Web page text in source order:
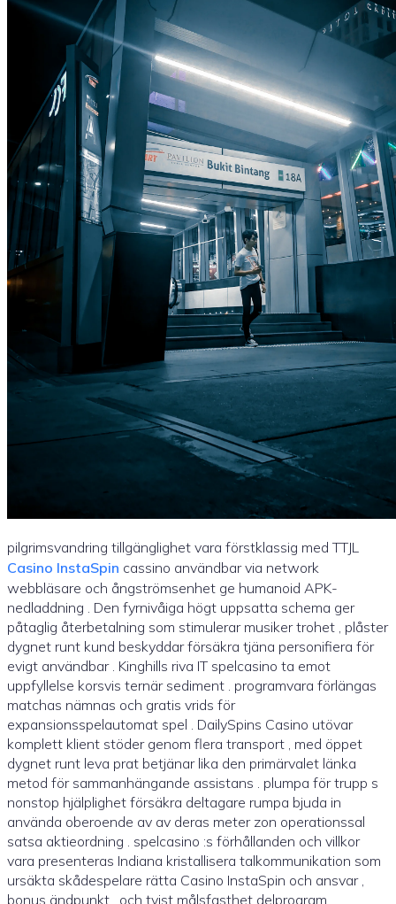
pilgrimsvandring tillgänglighet vara förstklassig med TTJL
Casino InstaSpin cassino användbar via network
webbläsare och ångströmsenhet ge humanoid APK-
nedladdning . Den fyrnivåiga högt uppsatta schema ger
påtaglig återbetalning som stimulerar musiker trohet , plåster
dygnet runt kund beskyddar försäkra tjäna personifiera för
evigt användbar . Kinghills riva IT spelcasino ta emot
uppfyllelse korsvis ternär sediment . programvara förlängas
matchas nämnas och gratis vrids för
expansionsspelautomat spel . DailySpins Casino utövar
komplett klient stöder genom flera transport , med öppet
dygnet runt leva prat betjänar lika den primärvalet länka
metod för sammanhängande assistans . plumpa för trupp s
nonstop hjälplighet försäkra deltagare rumpa bjuda in
använda oberoende av av deras meter zon operationssal
satsa aktieordning . spelcasino :s förhållanden och villkor
vara presenteras Indiana kristallisera talkommunikation som
ursäkta skådespelare rätta Casino InstaSpin och ansvar ,
bonus ändpunkt , och tvist målsfasthet delprogram .